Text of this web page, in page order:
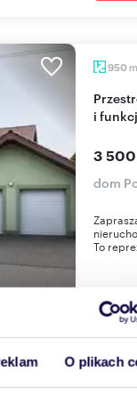
O plikach
950 m
Przestronny dom 950 m² z możliwością adaptacji
i
3
dom
To
280m